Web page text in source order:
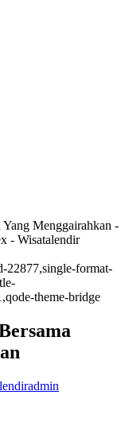
Menggairahkan -
- Wisatalendir
22877,single-format-
theme-bridge